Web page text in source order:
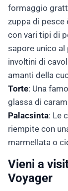
formaggio
zuppa di pesce
con vari tipi di
sapore unico al
involtini di
amanti della
Torte: Una
glassa di
Palacsinta: Le
riempite con
marmellata o
Vieni a
Voyager